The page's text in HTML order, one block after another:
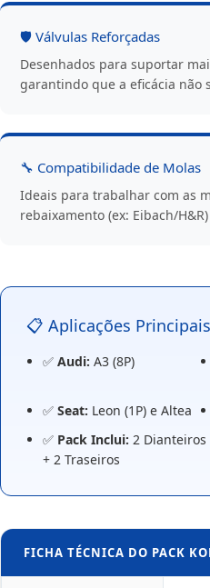
🛡️ Válvulas Reforçadas
Desenhados para suportar
garantindo que a eficácia não
🔧 Compatibilidade de Molas
Ideais para trabalhar com as
rebaixamento (ex: Eibach/
📋 Aplicações
✅ Audi: A3 (8P)
✅ Seat: Leon (1P) e Altea
✅ Pack Inclui: 2 Dianteiros
+ 2 Traseiros
FICHA TÉCNICA DO PACK